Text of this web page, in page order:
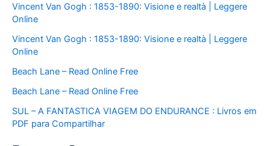
Vincent Van Gogh : 1853-1890: Visione e realtà | Leggere
Online
Vincent Van Gogh : 1853-1890: Visione e realtà | Leggere
Online
Beach Lane – Read Online Free
Beach Lane – Read Online Free
SUL – A FANTASTICA VIAGEM DO ENDURANCE : Livros em
PDF para Compartilhar